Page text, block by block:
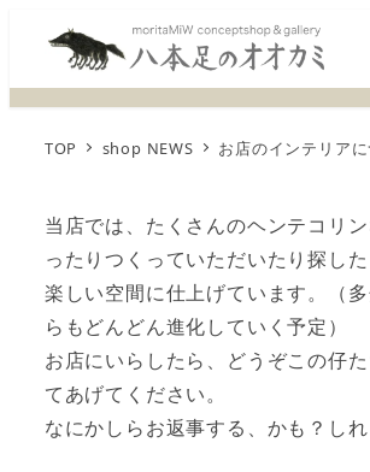
TOP shop NEWS お店のインテリア
当店では、たくさんのヘンテコリ
ったりつくっていただいたり探し
楽しい空間に仕上げています。（
らもどんどん進化していく予定）
お店にいらしたら、どうぞこの仔
てあげてください。
なにかしらお返事する、かも？しれ